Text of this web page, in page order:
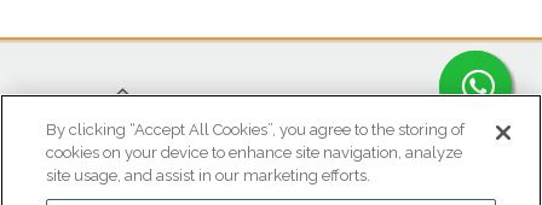
By clicking “Accept All Cookies”, you agree to the storing of
cookies on your device to enhance site navigation, analyze
site usage, and assist in our marketing efforts.